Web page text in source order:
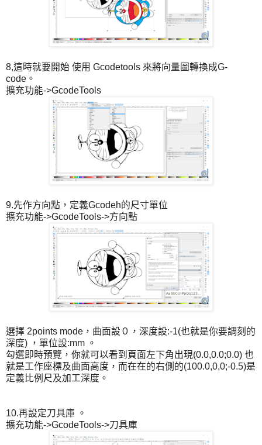
8,這時就要開始 使用 Gcodetools 來將向量圖轉換成G-
code。
擴充功能->GcodeTools
9.先作方向點，定義Gcodeh的尺寸單位
擴充功能->GcodeTools->方向點
選擇 2points mode，曲面設０，深度設:-1(也就是你要調刻的
深度) ，單位設:mm 。
勾選即時預覽，你就可以看到頁面左下角出現(0.0,0.0;0.0) 也
就是工作座標及曲面高度，而在在的右側的(100.0,0,0;-0.5)是
定義比例尺及加工深度。
10.再設定刀具庫 。
擴充功能->GcodeTools->刀具庫